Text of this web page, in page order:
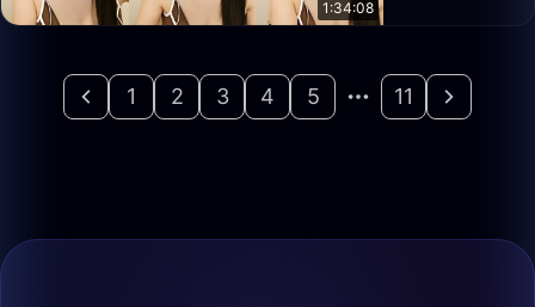
1:34:08
1 2 3 4 5 11